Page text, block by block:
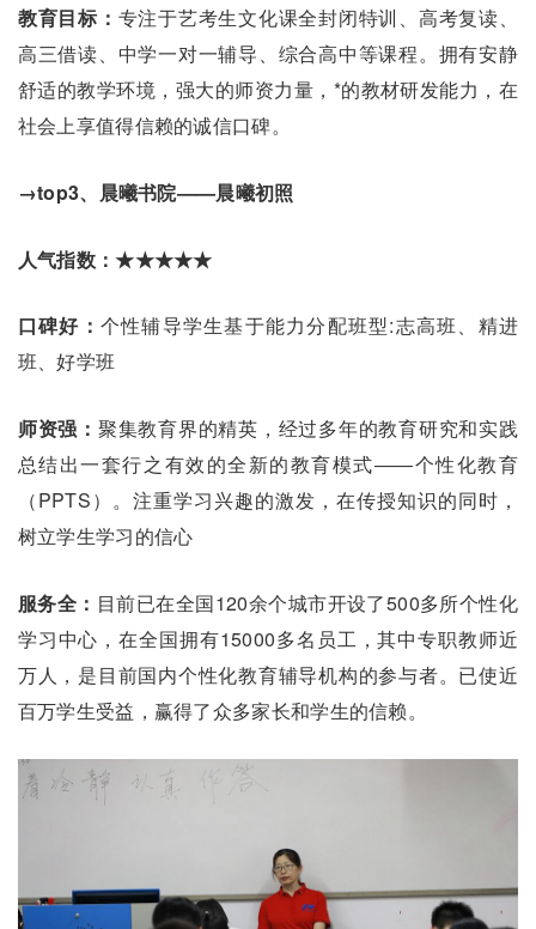
教育目标： 专注于艺考生文化课全封闭特训、高考复读、
高三借读、中学一对一辅导、综合高中等课程。拥有安静
舒适的教学环境，强大的师资力量，*的教材研发能力，在
社会上享值得信赖的诚信口碑。
→top3、晨曦书院——晨曦初照
人气指数：★★★★★
口碑好： 个性辅导学生基于能力分配班型:志高班、精进
班、好学班
师资强： 聚集教育界的精英，经过多年的教育研究和实践
总结出一套行之有效的全新的教育模式――个性化教育
（PPTS）。注重学习兴趣的激发，在传授知识的同时，
树立学生学习的信心
服务全： 目前已在全国120余个城市开设了500多所个性化
学习中心，在全国拥有15000多名员工，其中专职教师近
万人，是目前国内个性化教育辅导机构的参与者。已使近
百万学生受益，赢得了众多家长和学生的信赖。